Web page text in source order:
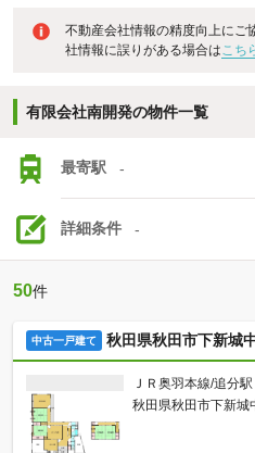
不動産会社情報の精度向上にご
社情報に誤りがある場合はこち
有限会社南開発の物件一覧
最寄駅 -
詳細条件 -
50件
中古一戸建て 秋田県秋田市下新城
ＪＲ奥羽本線/追分
秋田県秋田市下新城